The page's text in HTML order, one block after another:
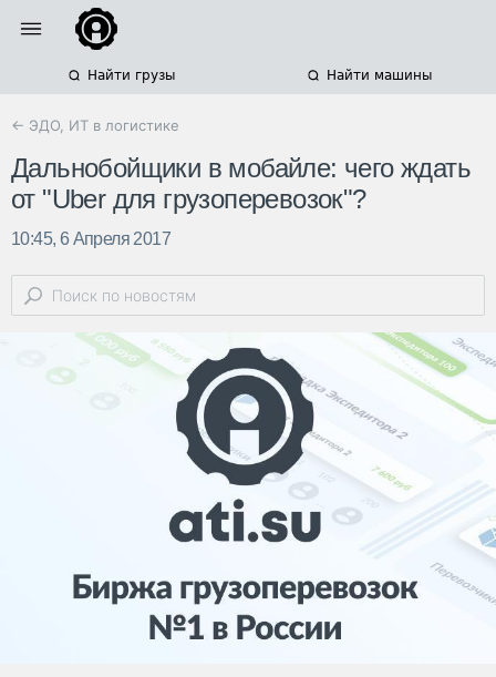
Найти грузы Найти машины
← ЭДО, ИТ в логистике
Дальнобойщики в мобайле: чего ждать
от "Uber для грузоперевозок"?
10:45, 6 Апреля 2017